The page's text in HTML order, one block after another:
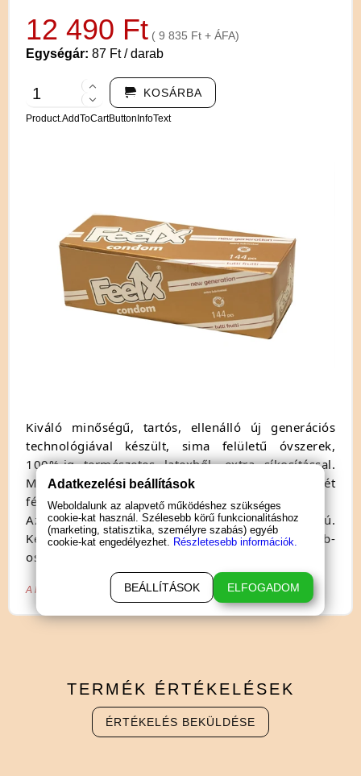
12 490 Ft ( 9 835 Ft + ÁFA)
Egységár: 87 Ft / darab
KOSÁRBA
Product.AddToCartButtonInfoText
Kiváló minőségű, tartós, ellenálló új generációs
technológiával készült, sima felületű óvszerek,
100%-ig természetes latexből, extra síkosítással.
Maximálisan természetes érzést nyújtanak mindkét
fél részére.
Az óvszerek mérete: 5,3cm széles, 19cm hosszú.
Kellemes tutti-frutti, gyümölcsös változat. 144db-
os, gazdaságos kiszerelésben.
A biztonságos szexuális együttlét érdekében használjon óvszert!
TERMÉK ÉRTÉKELÉSEK
ÉRTÉKELÉS BEKÜLDÉSE
Adatkezelési beállítások
Weboldalunk az alapvető működéshez szükséges
cookie-kat használ. Szélesebb körű funkcionalitáshoz
(marketing, statisztika, személyre szabás) egyéb
cookie-kat engedélyezhet. Részletesebb információk.
BEÁLLÍTÁSOK ELFOGADOM